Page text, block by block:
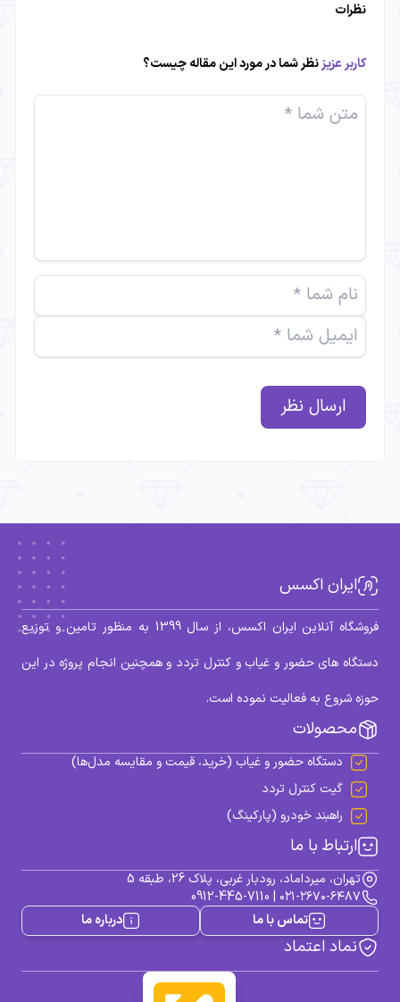
نظرات
کاربر عزیزنظر شما در مورد این مقاله چیست؟
ارسال نظر
ایران اکسس
فروشگاه آنلاین ایران اکسس، از سال 1399 به منظور تامین و توزیع
دستگاه های حضور و غیاب و کنترل تردد و همچنین انجام پروژه در این
حوزه شروع به فعالیت نموده است.
محصولات
دستگاه حضور و غیاب (خرید، قیمت و مقایسه مدل‌ها)
گیت کنترل تردد
راهبند خودرو (پارکینگ)
ارتباط با ما
تهران، میرداماد، رودبار غربی، پلاک 26، طبقه 5
۰۲۱-۲۶۷۰-۶۴۸۷ |
0912-445-7110
تماس با ما
درباره ما
نماد اعتماد